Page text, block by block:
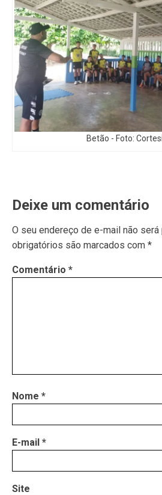
Betão - Foto:
Deixe um comentário
O seu endereço de e-mail não será
obrigatórios são marcados com *
Comentário *
Nome *
E-mail *
Site